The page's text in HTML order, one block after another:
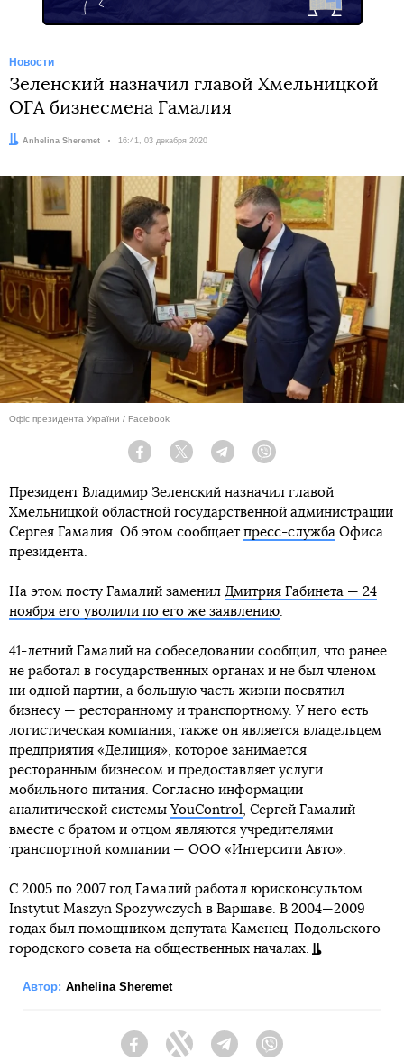
Новости
Зеленский назначил главой Хмельницкой
ОГА бизнесмена Гамалия
Автор:
Anhelina Sheremet Дата:
16:41, 03 декабря 2020
Офіс президента України / Facebook
Facebook Twitter Telegram
Президент Владимир Зеленский назначил главой
Хмельницкой областной государственной администрации
Сергея Гамалия. Об этом сообщает пресс-служба Офиса
президента.
На этом посту Гамалий заменил Дмитрия Габинета — 24
ноября его уволили по его же заявлению.
41-летний Гамалий на собеседовании сообщил, что ранее
не работал в государственных органах и не был членом
ни одной партии, а большую часть жизни посвятил
бизнесу — ресторанному и транспортному. У него есть
логистическая компания, также он является владельцем
предприятия «Делиция», которое занимается
ресторанным бизнесом и предоставляет услуги
мобильного питания. Согласно информации
аналитической системы YouControl, Сергей Гамалий
вместе с братом и отцом являются учредителями
транспортной компании — ООО «Интерсити Авто».
С 2005 по 2007 год Гамалий работал юрисконсультом
Instytut Maszyn Spozywczych в Варшаве. В 2004—2009
годах был помощником депутата Каменец-Подольского
городского совета на общественных началах.
Автор: Anhelina Sheremet
FacebookTwitter Telegram